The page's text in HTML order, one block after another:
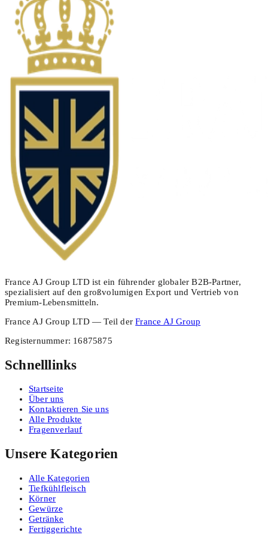
France AJ Group LTD ist ein führender globaler B2B-Partner,
spezialisiert auf den großvolumigen Export und Vertrieb von
Premium-Lebensmitteln.
France AJ Group LTD — Teil der France AJ Group
Registernummer: 16875875
Schnelllinks
Startseite
Über uns
Kontaktieren Sie uns
Alle Produkte
Fragenverlauf
Unsere Kategorien
Alle Kategorien
Tiefkühlfleisch
Körner
Gewürze
Getränke
Fertiggerichte